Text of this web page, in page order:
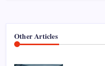
Other Articles